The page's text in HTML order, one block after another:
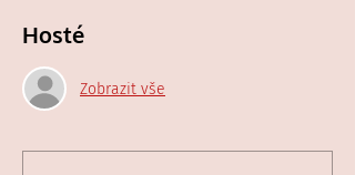
Hosté
Zobrazit vše